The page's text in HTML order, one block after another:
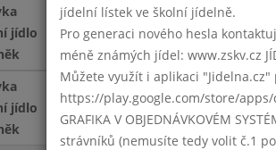
Vývar s tarhoňou
jídlo
Svíčková na
čaj, ovoce
Pro malý zájem
jídlo
Květákový
čaj, ovoce
jídelní lístek ve školní jídelně.
Pro generaci nového hesla
méně známých jídel: www.zskv.cz
Můžete využít i aplikaci
https://play.google.com/store/
GRAFIKA V OBJEDNÁVKOVÉM
strávníků (nemusíte tedy volit č.1